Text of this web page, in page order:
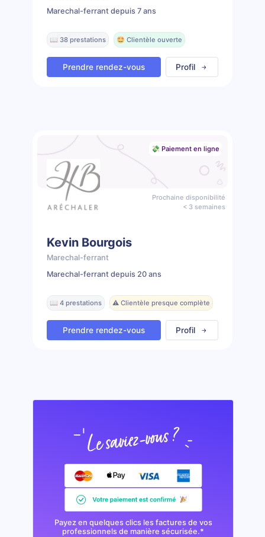
Marechal-ferrant depuis 7 ans
📖 38 prestations 🤩 Clientèle ouverte
Prendre rendez-vous Profil
💸 Paiement en ligne
Prochaine disponibilité
< 3 semaines
Kevin Bourgois
Marechal-ferrant
Marechal-ferrant depuis 20 ans
📖 4 prestations ⚠️ Clientèle presque complète
Prendre rendez-vous Profil
Payez en quelques clics les factures de vos
professionnels de manière sécurisée.*